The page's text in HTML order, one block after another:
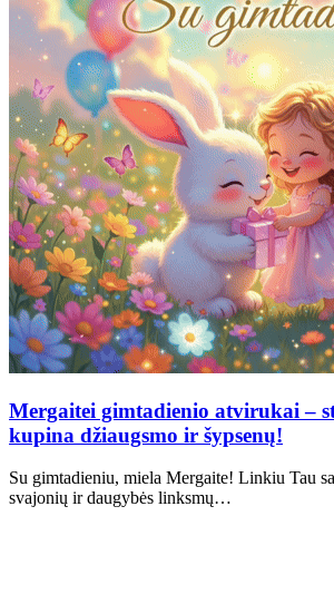
Mergaitei gimtadienio atvirukai –
kupina džiaugsmo ir šypsenų!
Su gimtadieniu, miela Mergaite! Linkiu Tau
svajonių ir daugybės linksmų…